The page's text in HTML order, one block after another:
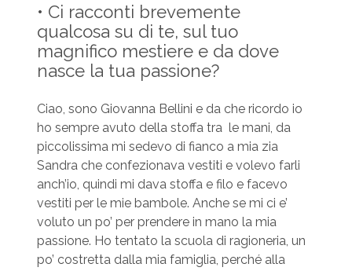
• Ci racconti brevemente
qualcosa su di te, sul tuo
magnifico mestiere e da dove
nasce la tua passione?
Ciao, sono Giovanna Bellini e da che ricordo io
ho sempre avuto della stoffa tra ​ le mani, da
piccolissima mi sedevo di fianco a mia zia
Sandra che confezionava vestiti e volevo farli
anch’io, quindi mi dava stoffa e filo e facevo
vestiti per le mie bambole. Anche se mi ci e’
voluto un po’ per prendere in mano la mia
passione. Ho tentato la scuola di ragioneria, un
po’ costretta dalla mia famiglia, perché alla